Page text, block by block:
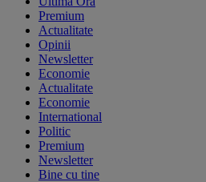
Premium
Actualitate
Opinii
Newsletter
Economie
Actualitate
Economie
International
Politic
Premium
Newsletter
Bine cu tine